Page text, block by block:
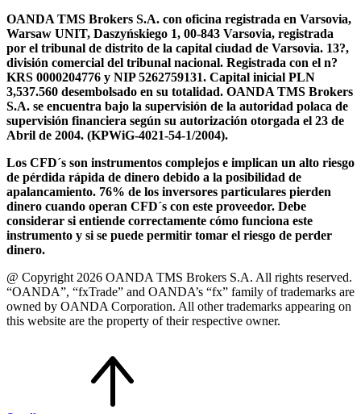
OANDA TMS Brokers S.A. con oficina registrada en Varsovia,
Warsaw UNIT, Daszyńskiego 1, 00-843 Varsovia, registrada
por el tribunal de distrito de la capital ciudad de Varsovia. 13?,
división comercial del tribunal nacional. Registrada con el n?
KRS 0000204776 y NIP 5262759131. Capital inicial PLN
3,537.560 desembolsado en su totalidad. OANDA TMS Brokers
S.A. se encuentra bajo la supervisión de la autoridad polaca de
supervisión financiera según su autorización otorgada el 23 de
Abril de 2004. (KPWiG-4021-54-1/2004).
Los CFD´s son instrumentos complejos e implican un alto riesgo
de pérdida rápida de dinero debido a la posibilidad de
apalancamiento. 76% de los inversores particulares pierden
dinero cuando operan CFD´s con este proveedor. Debe
considerar si entiende correctamente cómo funciona este
instrumento y si se puede permitir tomar el riesgo de perder
dinero.
@ Copyright 2026 OANDA TMS Brokers S.A. All rights reserved.
“OANDA”, “fxTrade” and OANDA’s “fx” family of trademarks are
owned by OANDA Corporation. All other trademarks appearing on
this website are the property of their respective owner.